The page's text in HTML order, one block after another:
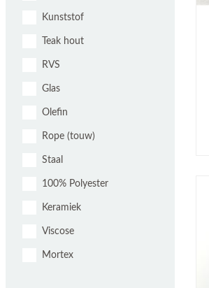
Kunststof
Teak hout
RVS
Glas
Olefin
Rope (touw)
Staal
100% Polyester
Keramiek
Viscose
Mortex